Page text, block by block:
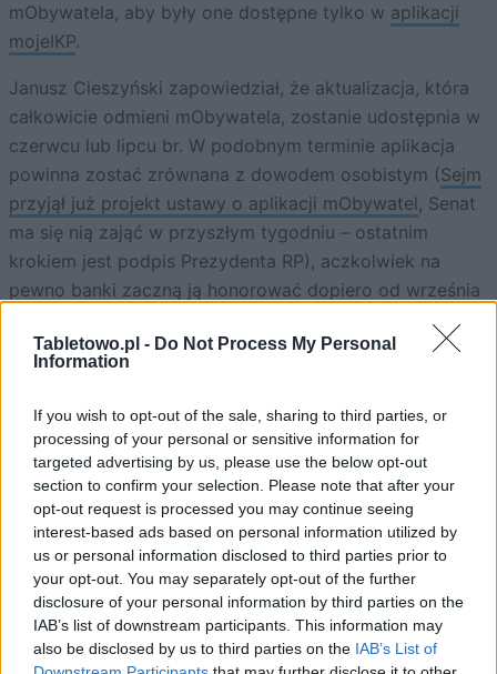
Tabletowo.pl - Do Not Process My Personal
Information
If you wish to opt-out of the sale, sharing to third parties, or
processing of your personal or sensitive information for
targeted advertising by us, please use the below opt-out
section to confirm your selection. Please note that after your
opt-out request is processed you may continue seeing
interest-based ads based on personal information utilized by
us or personal information disclosed to third parties prior to
your opt-out. You may separately opt-out of the further
disclosure of your personal information by third parties on the
IAB’s list of downstream participants. This information may
also be disclosed by us to third parties on the IAB’s List of
mObywatela, aby były one dostępne tylko w aplikacji
mojeIKP.
Janusz Cieszyński zapowiedział, że aktualizacja, która
całkowicie odmieni mObywatela, zostanie udostępnia w
czerwcu lub lipcu br. W podobnym terminie aplikacja
powinna zostać zrównana z dowodem osobistym (Sejm
przyjął już projekt ustawy o aplikacji mObywatel, Senat
ma się nią zająć w przyszłym tygodniu – ostatnim
krokiem jest podpis Prezydenta RP), aczkolwiek na
pewno banki zaczną ją honorować dopiero od września
odpowiednich procedur.
Chciałem ustawić język polski w głośniku Google Nest
Mini. Nie udało się, ale Asystent Google przyszedł z
pomocą